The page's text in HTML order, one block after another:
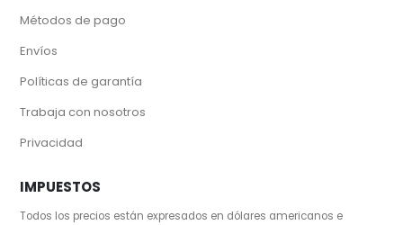
Métodos de pago
Envíos
Políticas de garantía
Trabaja con nosotros
Privacidad
IMPUESTOS
Todos los precios están expresados en dólares americanos e